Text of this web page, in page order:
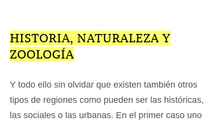
HISTORIA, NATURALEZA Y
ZOOLOGÍA
Y todo ello sin olvidar que existen también otros
tipos de regiones como pueden ser las históricas,
las sociales o las urbanas. En el primer caso uno